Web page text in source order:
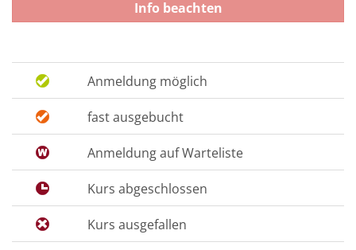
Info beachten
Anmeldung möglich
fast ausgebucht
Anmeldung auf Warteliste
Kurs abgeschlossen
Kurs ausgefallen